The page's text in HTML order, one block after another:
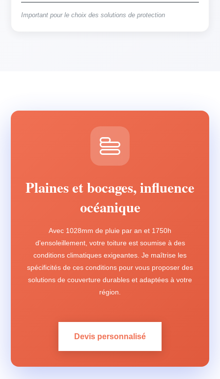
Important pour le choix des solutions de protection
Plaines et bocages, influence
océanique
Avec 1028mm de pluie par an et 1750h
d'ensoleillement, votre toiture est soumise à des
conditions climatiques exigeantes. Je maîtrise les
spécificités de ces conditions pour vous proposer des
solutions de couverture durables et adaptées à votre
région.
Devis personnalisé